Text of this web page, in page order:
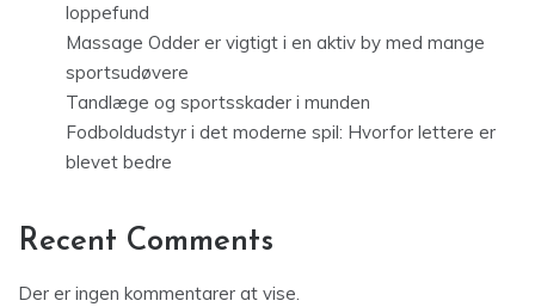
loppefund
Massage Odder er vigtigt i en aktiv by med mange
sportsudøvere
Tandlæge og sportsskader i munden
Fodboldudstyr i det moderne spil: Hvorfor lettere er
blevet bedre
Recent Comments
Der er ingen kommentarer at vise.